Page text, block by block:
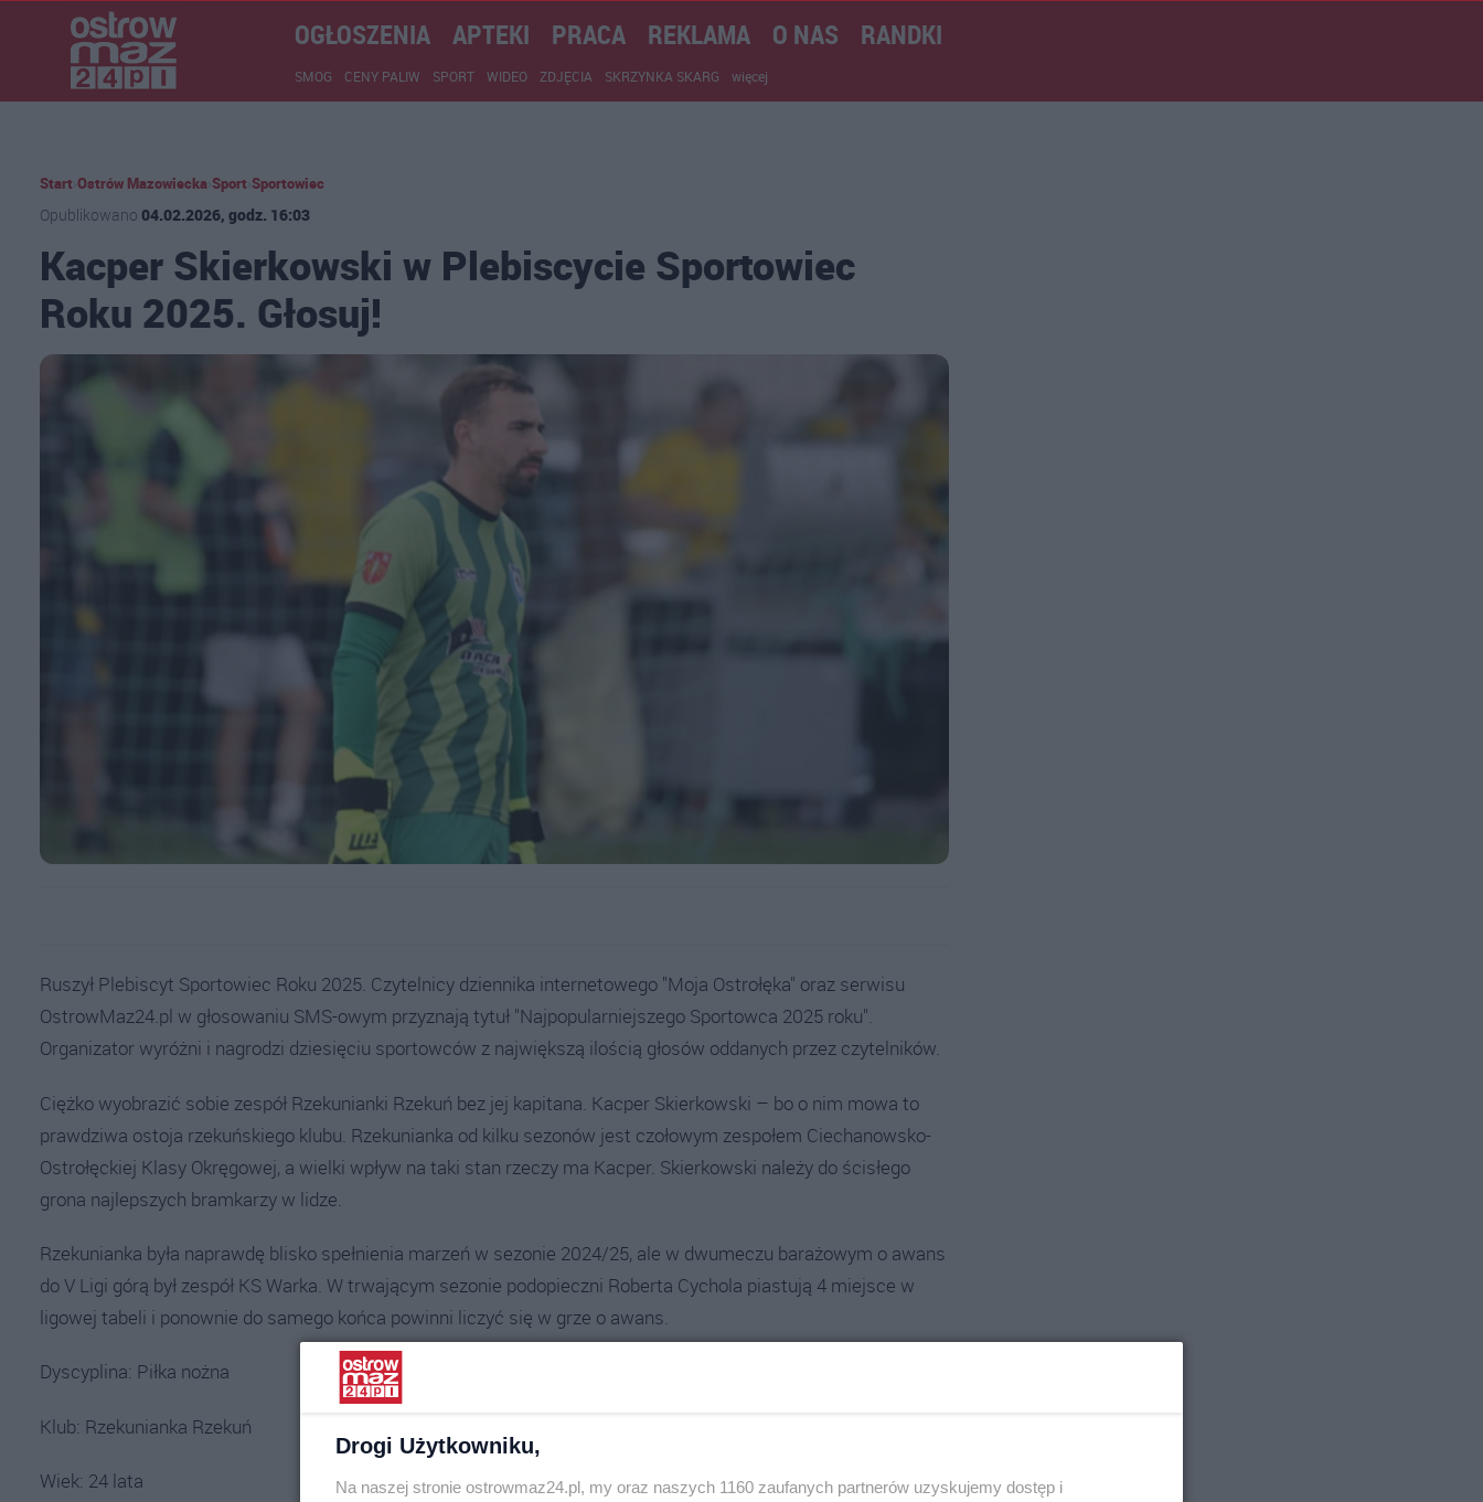
OGŁOSZENIA APTEKI PRACA REKLAMA O NAS RANDKI
SMOG CENY PALIW SPORT WIDEO ZDJĘCIA SKRZYNKA SKARG więcej
Start Ostrów Mazowiecka Sport Sportowiec
Opublikowano 04.02.2026, godz. 16:03
Kacper Skierkowski w Plebiscycie Sportowiec
Roku 2025. Głosuj!
Ruszył Plebiscyt Sportowiec Roku 2025. Czytelnicy dziennika internetowego "Moja Ostrołęka" oraz serwisu
OstrowMaz24.pl w głosowaniu SMS-owym przyznają tytuł "Najpopularniejszego Sportowca 2025 roku".
Organizator wyróżni i nagrodzi dziesięciu sportowców z największą ilością głosów oddanych przez czytelników.
Ciężko wyobrazić sobie zespół Rzekunianki Rzekuń bez jej kapitana. Kacper Skierkowski – bo o nim mowa to
prawdziwa ostoja rzekuńskiego klubu. Rzekunianka od kilku sezonów jest czołowym zespołem Ciechanowsko-
Ostrołęckiej Klasy Okręgowej, a wielki wpływ na taki stan rzeczy ma Kacper. Skierkowski należy do ścisłego
grona najlepszych bramkarzy w lidze.
Rzekunianka była naprawdę blisko spełnienia marzeń w sezonie 2024/25, ale w dwumeczu barażowym o awans
do V Ligi górą był zespół KS Warka. W trwającym sezonie podopieczni Roberta Cychola piastują 4 miejsce w
ligowej tabeli i ponownie do samego końca powinni liczyć się w grze o awans.
Dyscyplina: Piłka nożna
Klub: Rzekunianka Rzekuń
Wiek: 24 lata
Drogi Użytkowniku,
Na naszej stronie ostrowmaz24.pl, my oraz naszych 1160 zaufanych partnerów uzyskujemy dostęp i